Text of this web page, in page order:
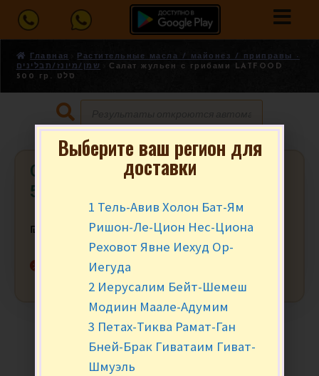
Главная
Растительные масла / майонез / приправы -
שמן/מיונז/תבלינים
Салат жульен с грибами LATFOOD
500 гр. סלט
Салат жульен с грибами LATFOOD
₪ за шт.
Нет в наличии
Выберите ваш регион для
доставки
1 Тель-Авив Холон Бат-Ям
Ришон-Ле-Цион Нес-Циона
Реховот Явне Иехуд Ор-
Иегуда
2 Иерусалим Бейт-Шемеш
Модиин Маале-Адумим
3 Петах-Тиква Рамат-Ган
Бней-Брак Гиватаим Гиват-
Шмуэль